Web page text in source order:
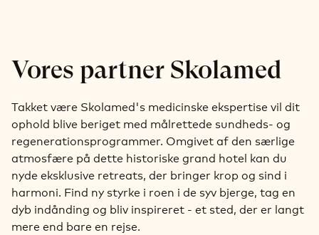
Vores partner Skolamed
Takket være Skolamed's medicinske ekspertise vil dit
ophold blive beriget med målrettede sundheds- og
regenerationsprogrammer. Omgivet af den særlige
atmosfære på dette historiske grand hotel kan du
nyde eksklusive retreats, der bringer krop og sind i
harmoni. Find ny styrke i roen i de syv bjerge, tag en
dyb indånding og bliv inspireret - et sted, der er langt
mere end bare en rejse.